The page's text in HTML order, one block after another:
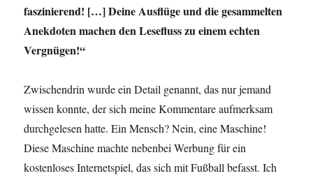
faszinierend! […] Deine Ausflüge und die gesammelten
Anekdoten machen den Lesefluss zu einem echten
Vergnügen!“
Zwischendrin wurde ein Detail genannt, das nur jemand
wissen konnte, der sich meine Kommentare aufmerksam
durchgelesen hatte. Ein Mensch? Nein, eine Maschine!
Diese Maschine machte nebenbei Werbung für ein
kostenloses Internetspiel, das sich mit Fußball befasst. Ich